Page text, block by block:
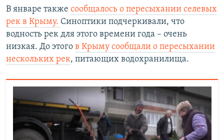
В январе также сообщалось о пересыхании селевых
рек в Крыму. Синоптики подчеркивали, что
водность рек для этого времени года – очень
низкая. До этого в Крыму сообщали о пересыхании
нескольких рек, питающих водохранилища.